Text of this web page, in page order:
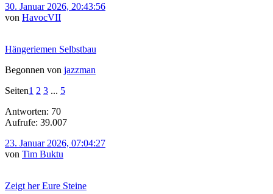
30. Januar 2026, 20:43:56
von HavocVII
Hängeriemen Selbstbau
Begonnen von jazzman
Seiten1 2 3 ... 5
Antworten: 70
Aufrufe: 39.007
23. Januar 2026, 07:04:27
von Tim Buktu
Zeigt her Eure Steine